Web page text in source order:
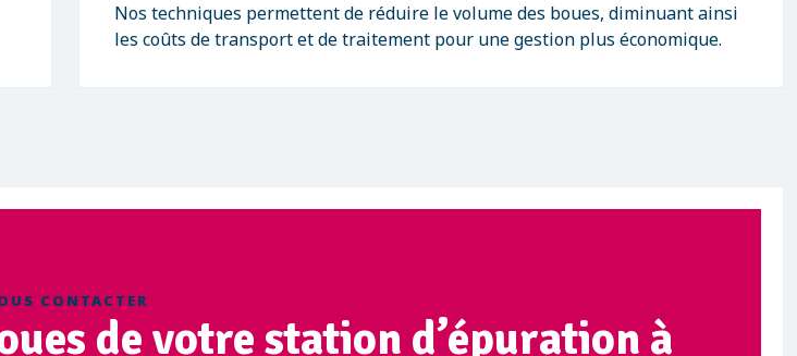
Nos techniques permettent de réduire le volume des boues, diminuant ainsi
les coûts de transport et de traitement pour une gestion plus économique.
CONTACTER
de votre station d’épuration à